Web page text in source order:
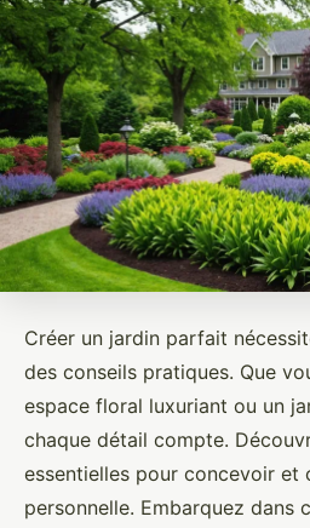
Créer un jardin parfait
des conseils pratiques. Que
espace floral luxuriant ou un
chaque détail compte.
essentielles pour concevoir et
personnelle. Embarquez dans